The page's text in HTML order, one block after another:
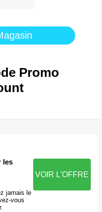
Promo
les
jamais le
vous
VOIR L'OFFRE